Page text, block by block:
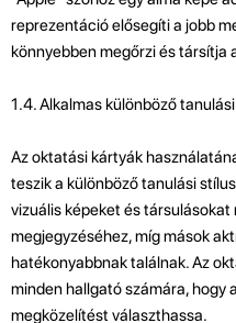
reprezentáció elősegíti a jobb
könnyebben megőrzi és társítja
1.4. Alkalmas különböző
Az oktatási kártyák
teszik a különböző tanulási
vizuális képeket és
megjegyzéséhez, míg mások
hatékonyabbnak találnak. Az
minden hallgató számára, hogy
megközelítést választhassa.